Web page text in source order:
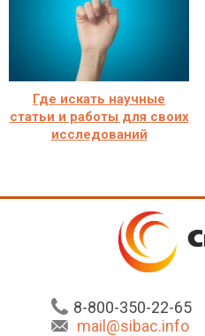
Где искать научные
статьи и работы для своих
исследований
8-800-350-22-65
mail@sibac.info